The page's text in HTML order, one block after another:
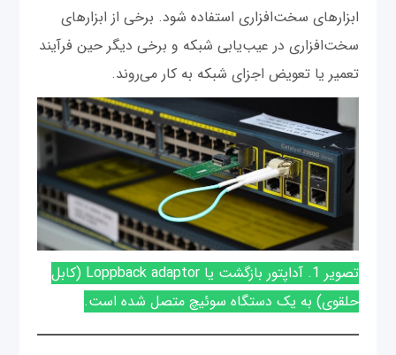
ابزارهای سخت‌افزاری استفاده شود. برخی از ابزارهای
سخت‌افزاری در عیب‌یابی شبکه و برخی دیگر حین فرآیند
تعمیر یا تعویض اجزای شبکه به کار می‌روند.
تصویر 1. آداپتور بازگشت یا Loppback adaptor (کابل
حلقوی) به یک دستگاه سوئیچ متصل شده است.